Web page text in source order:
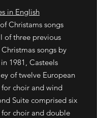
in English
Christams songs
of three previous
songs by
1981, Casteels
of twelve European
for choir and wind
Suite comprised six
for choir and double